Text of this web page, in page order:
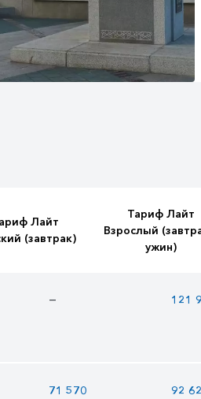
Лайт
(завтрак)
Тариф Лайт
Взрослый
ужин)
— 121
71 570 92